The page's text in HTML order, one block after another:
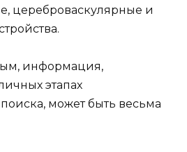
цереброваскулярные и
информация,
этапах
может быть весьма